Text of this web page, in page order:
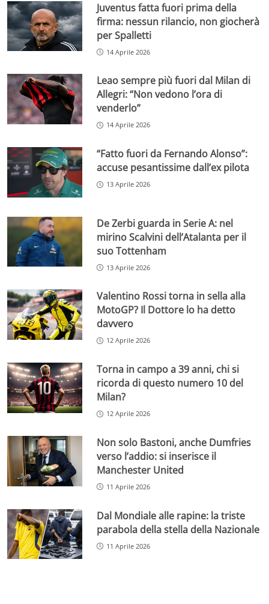
Juventus fatta fuori prima della
firma: nessun rilancio, non giocherà
per Spalletti
14 Aprile 2026
Leao sempre più fuori dal Milan di
Allegri: “Non vedono l’ora di
venderlo”
14 Aprile 2026
“Fatto fuori da Fernando Alonso”:
accuse pesantissime dall’ex pilota
13 Aprile 2026
De Zerbi guarda in Serie A: nel
mirino Scalvini dell’Atalanta per il
suo Tottenham
13 Aprile 2026
Valentino Rossi torna in sella alla
MotoGP? Il Dottore lo ha detto
davvero
12 Aprile 2026
Torna in campo a 39 anni, chi si
ricorda di questo numero 10 del
Milan?
12 Aprile 2026
Non solo Bastoni, anche Dumfries
verso l’addio: si inserisce il
Manchester United
11 Aprile 2026
Dal Mondiale alle rapine: la triste
parabola della stella della Nazionale
11 Aprile 2026